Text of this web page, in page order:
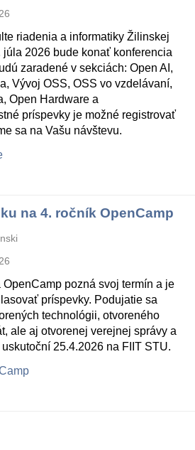
riadenia a informatiky Žilinskej
júla 2026 bude konať konferencia
zaradené v sekciách: Open AI,
Vývoj OSS, OSS vo vzdelávaní,
Open Hardware a
príspevky je možné registrovať
sa na Vašu návštevu.
na 4. ročník OpenCamp
pozná svoj termín a je
príspevky. Podujatie sa
technológii, otvoreného
ale aj otvorenej verejnej správy a
25.4.2026 na FIIT STU.